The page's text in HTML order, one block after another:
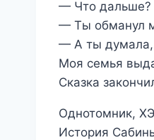
— Что дальше?
— Ты обманул
— А ты думала,
Моя семья
Сказка
​​​​​​​Однотомник, ХЭ
История